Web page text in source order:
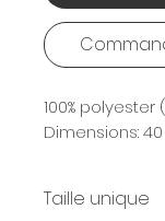
100% polyester
Dimensions:
Taille unique